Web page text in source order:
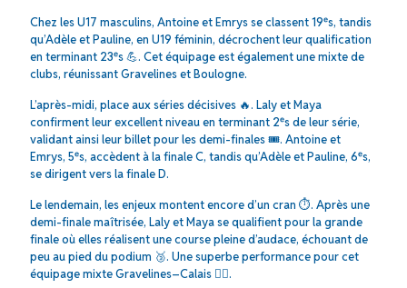
Chez les U17 masculins, Antoine et Emrys se classent 19ᵉs, tandis
qu’Adèle et Pauline, en U19 féminin, décrochent leur qualification
en terminant 23ᵉs 💪. Cet équipage est également une mixte de
clubs, réunissant Gravelines et Boulogne.
L’après-midi, place aux séries décisives 🔥. Laly et Maya
confirment leur excellent niveau en terminant 2ᵉs de leur série,
validant ainsi leur billet pour les demi-finales 🎟️. Antoine et
Emrys, 5ᵉs, accèdent à la finale C, tandis qu’Adèle et Pauline, 6ᵉs,
se dirigent vers la finale D.
Le lendemain, les enjeux montent encore d’un cran ⏱️. Après une
demi-finale maîtrisée, Laly et Maya se qualifient pour la grande
finale où elles réalisent une course pleine d’audace, échouant de
peu au pied du podium 🥉. Une superbe performance pour cet
équipage mixte Gravelines–Calais 🚣‍♀️.